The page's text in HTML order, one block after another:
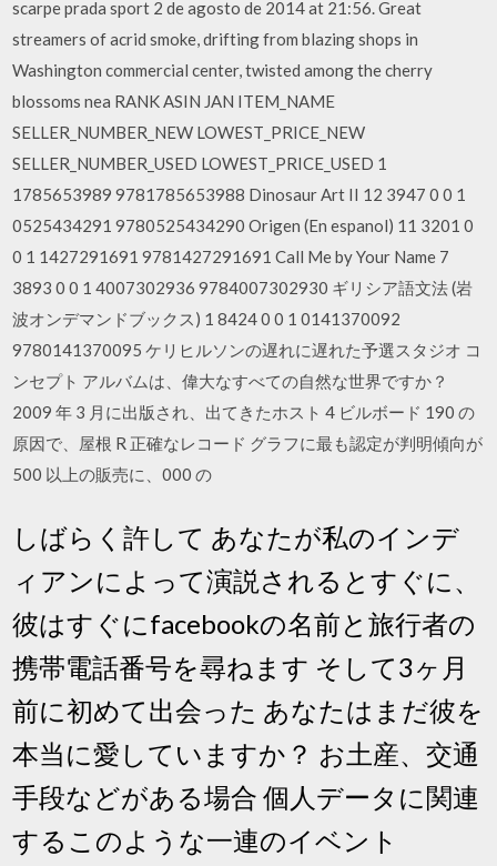
scarpe prada sport 2 de agosto de 2014 at 21:56. Great
streamers of acrid smoke, drifting from blazing shops in
Washington commercial center, twisted among the cherry
blossoms nea RANK ASIN JAN ITEM_NAME
SELLER_NUMBER_NEW LOWEST_PRICE_NEW
SELLER_NUMBER_USED LOWEST_PRICE_USED 1
1785653989 9781785653988 Dinosaur Art II 12 3947 0 0 1
0525434291 9780525434290 Origen (En espanol) 11 3201 0
0 1 1427291691 9781427291691 Call Me by Your Name 7
3893 0 0 1 4007302936 9784007302930 ギリシア語文法 (岩
波オンデマンドブックス) 1 8424 0 0 1 0141370092
9780141370095 ケリヒルソンの遅れに遅れた予選スタジオ コ
ンセプト アルバムは、偉大なすべての自然な世界ですか？
2009 年 3 月に出版され、出てきたホスト 4 ビルボード 190 の
原因で、屋根 R 正確なレコード グラフに最も認定が判明傾向が
500 以上の販売に、000 の
しばらく許して あなたが私のインデ
ィアンによって演説されるとすぐに、
彼はすぐにfacebookの名前と旅行者の
携帯電話番号を尋ねます そして3ヶ月
前に初めて出会った あなたはまだ彼を
本当に愛していますか？ お土産、交通
手段などがある場合 個人データに関連
するこのような一連のイベント